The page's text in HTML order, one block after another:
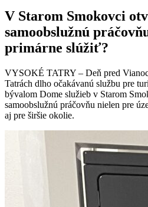
V Starom Smokovci
samoobslužnú
primárne slúžiť?
VYSOKÉ TATRY – Deň pred
Tatrách dlho očakávanú službu pre
bývalom Dome služieb v Starom
samoobslužnú práčovňu nielen pre
aj pre širšie okolie.